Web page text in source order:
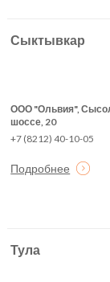
Сыктывкар
ООО "Ольвия",
шоссе, 20
+7 (8212) 40-10-05
Подробнее
Тула